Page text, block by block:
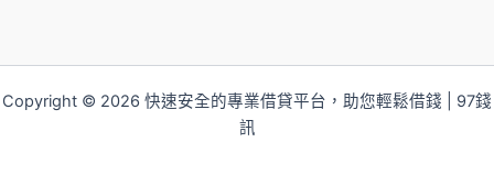
Copyright © 2026 快速安全的專業借貸平台，助您輕鬆借錢 | 97錢
訊